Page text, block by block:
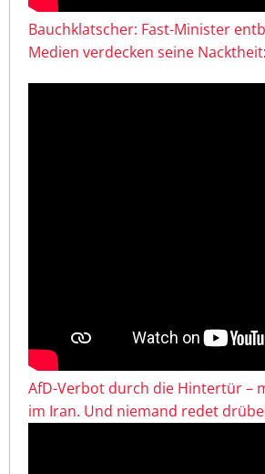
Bauchklatscher: Fast-Minister
Medien verdecken seine Nacktheit:
AfD-Verbot durch die Hintertür –
im Iran. Und niemand redet